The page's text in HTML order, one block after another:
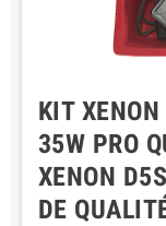
KIT
35W PRO
XENON
DE